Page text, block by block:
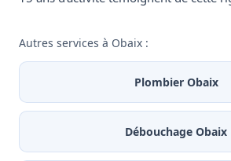
Autres services à Obaix :
Plombier Obaix
Débouchage Obaix